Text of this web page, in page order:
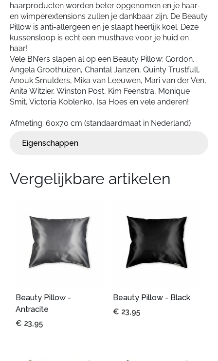
haarproducten worden beter opgenomen en je haar-
en wimperextensions zullen je dankbaar zijn. De Beauty
Pillow is anti-allergeen en je slaapt heerlijk koel. Deze
kussensloop is echt een musthave voor je huid en
haar!
Vele BN’ers slapen al op een Beauty Pillow: Gordon,
Angela Groothuizen, Chantal Janzen, Quinty Trustfull,
Anouk Smulders, Mika van Leeuwen, Mari van der Ven,
Anita Witzier, Winston Post, Kim Feenstra, Monique
Smit, Victoria Koblenko, Isa Hoes en vele anderen!
Afmeting: 60x70 cm (standaardmaat in Nederland)
Eigenschappen
Vergelijkbare artikelen
Beauty Pillow -
Antracite
€ 23,95
Beauty Pillow - Black
€ 23,95